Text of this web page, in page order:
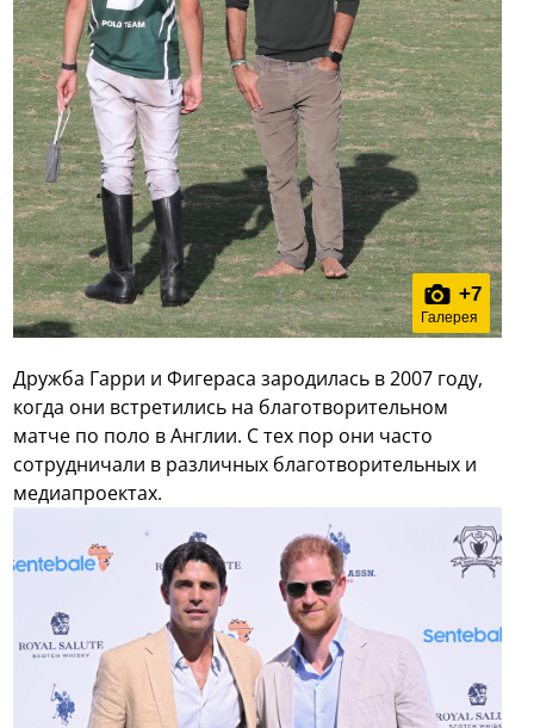
+7
Галерея
Дружба Гарри и Фигераса зародилась в 2007 году,
когда они встретились на благотворительном
матче по поло в Англии. С тех пор они часто
сотрудничали в различных благотворительных и
медиапроектах.